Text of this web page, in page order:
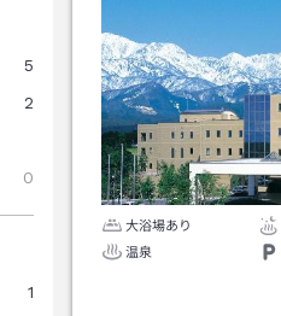
5
2
0
1
大浴場あり
温泉